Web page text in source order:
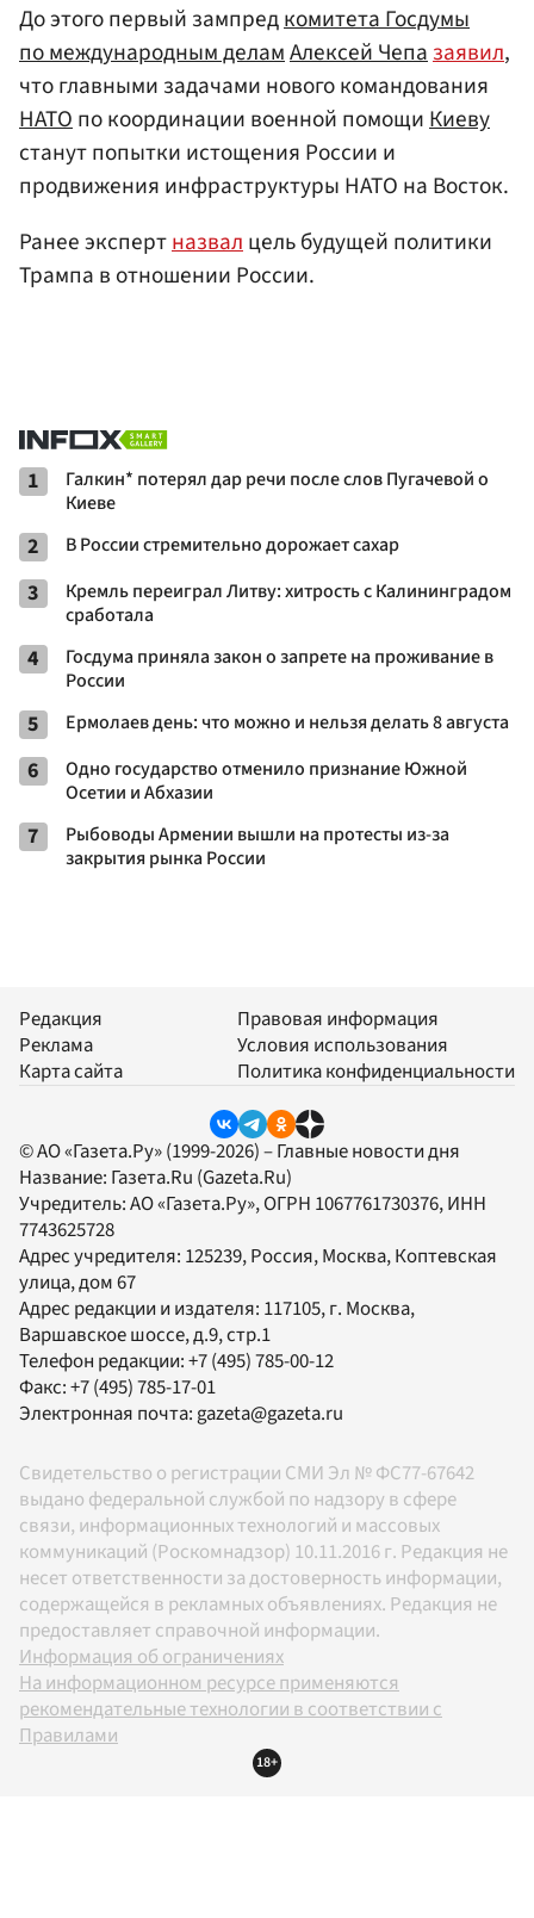
До этого первый зампредкомитета Госдумы
по международным деламАлексей Чепазаявил,
что главными задачами нового командования
НАТОпо координации военной помощиКиеву
станут попытки истощения России и
продвижения инфраструктуры НАТО на Восток.
Ранее экспертназвалцель будущей политики
Трампа в отношении России.
1
Галкин* потерял дар речи после слов Пугачевой о
Киеве
2 В России стремительно дорожает сахар
3
Кремль переиграл Литву: хитрость с Калининградом
сработала
4
Госдума приняла закон о запрете на проживание в
России
5 Ермолаев день: что можно и нельзя делать 8 августа
6
Одно государство отменило признание Южной
Осетии и Абхазии
7
Рыбоводы Армении вышли на протесты из-за
закрытия рынка России
Редакция
Реклама
Карта сайта
Правовая информация
Условия использования
Политика конфиденциальности
© АО «Газета.Ру» (1999-2026) – Главные новости дня
Название: Газета.Ru (Gazeta.Ru)
Учредитель:АО «Газета.Ру», ОГРН 1067761730376, ИНН
7743625728
Адрес учредителя: 125239, Россия, Москва, Коптевская
улица, дом 67
Адрес редакции и издателя: 117105, г. Москва,
Варшавское шоссе, д.9, стр.1
Телефон редакции:+7 (495) 785-00-12
Факс:+7 (495) 785-17-01
Электронная почта: gazeta@gazeta.ru
Свидетельство о регистрации СМИ Эл № ФС77-67642
выдано федеральной службой по надзору в сфере
связи, информационных технологий и массовых
коммуникаций (Роскомнадзор) 10.11.2016 г. Редакция не
несет ответственности за достоверность информации,
содержащейся в рекламных объявлениях. Редакция не
предоставляет справочной информации.
Информация об ограничениях
На информационном ресурсе применяются
рекомендательные технологии в соответствии с
Правилами
18+